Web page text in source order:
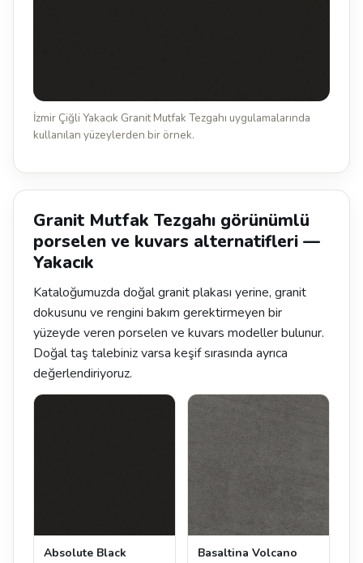
İzmir Çiğli Yakacık Granit Mutfak Tezgahı uygulamalarında
kullanılan yüzeylerden bir örnek.
Granit Mutfak Tezgahı görünümlü
porselen ve kuvars alternatifleri —
Yakacık
Kataloğumuzda doğal granit plakası yerine, granit
dokusunu ve rengini bakım gerektirmeyen bir
yüzeyde veren porselen ve kuvars modeller bulunur.
Doğal taş talebiniz varsa keşif sırasında ayrıca
değerlendiriyoruz.
Absolute Black Basaltina Volcano